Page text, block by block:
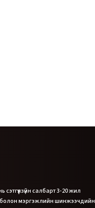
салбарт 3-20 жил
мэргэжлийн шинжээчдийн